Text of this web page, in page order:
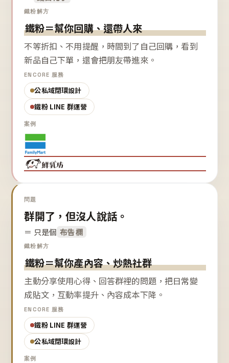
鐵粉解方
鐵粉＝幫你回購、還帶人來
不等折扣、不用提醒，時間到了自己回購，看到
新品自己下單，還會把朋友帶進來。
ENCORE 服務
公私域閉環設計
鐵粉 LINE 群運營
案例
問題
群開了，但沒人說話。
＝ 只是個 布告欄
鐵粉解方
鐵粉＝幫你產內容、炒熱社群
主動分享使用心得、回答群裡的問題，把日常變
成貼文，互動率提升、內容成本下降。
ENCORE 服務
鐵粉 LINE 群運營
公私域閉環設計
案例